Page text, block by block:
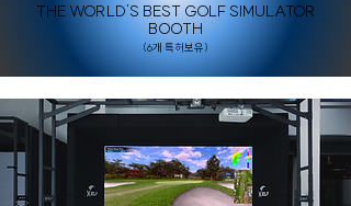
THE WORLD'S BEST GOLF SIMULATOR
BOOTH
(6개 특허보유)